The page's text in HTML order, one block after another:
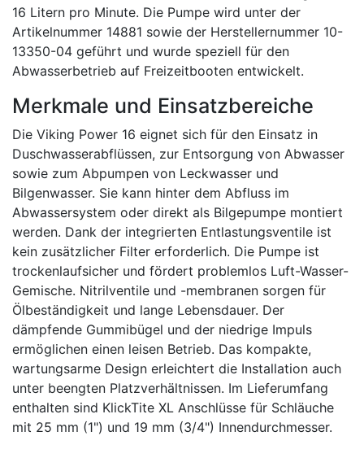
16 Litern pro Minute. Die Pumpe wird unter der
Artikelnummer 14881 sowie der Herstellernummer 10-
13350-04 geführt und wurde speziell für den
Abwasserbetrieb auf Freizeitbooten entwickelt.
Merkmale und Einsatzbereiche
Die Viking Power 16 eignet sich für den Einsatz in
Duschwasserabflüssen, zur Entsorgung von Abwasser
sowie zum Abpumpen von Leckwasser und
Bilgenwasser. Sie kann hinter dem Abfluss im
Abwassersystem oder direkt als Bilgepumpe montiert
werden. Dank der integrierten Entlastungsventile ist
kein zusätzlicher Filter erforderlich. Die Pumpe ist
trockenlaufsicher und fördert problemlos Luft-Wasser-
Gemische. Nitrilventile und -membranen sorgen für
Ölbeständigkeit und lange Lebensdauer. Der
dämpfende Gummibügel und der niedrige Impuls
ermöglichen einen leisen Betrieb. Das kompakte,
wartungsarme Design erleichtert die Installation auch
unter beengten Platzverhältnissen. Im Lieferumfang
enthalten sind KlickTite XL Anschlüsse für Schläuche
mit 25 mm (1") und 19 mm (3/4") Innendurchmesser.